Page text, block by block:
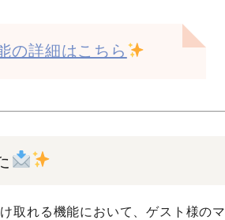
の詳細はこちら
取れる機能において、ゲスト様のマ